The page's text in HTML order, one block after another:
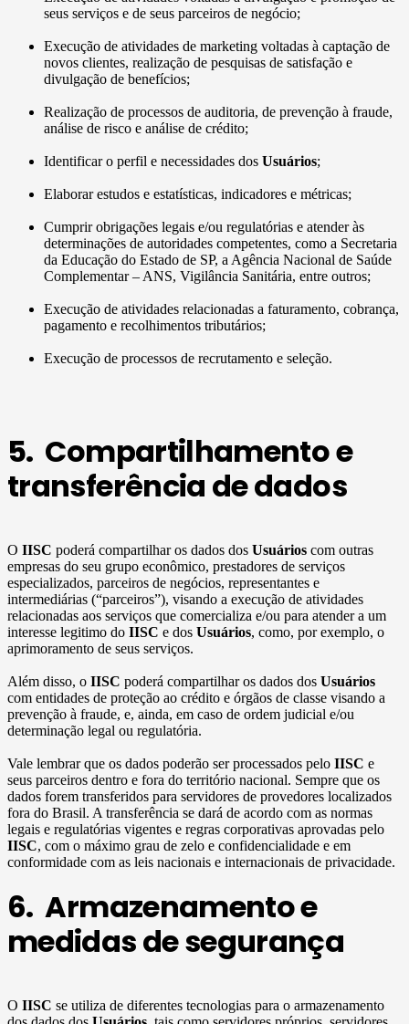
seus serviços e de seus parceiros de negócio;
Execução de atividades de marketing voltadas à captação de
novos clientes, realização de pesquisas de satisfação e
divulgação de benefícios;
Realização de processos de auditoria, de prevenção à fraude,
análise de risco e análise de crédito;
Identificar o perfil e necessidades dos Usuários;
Elaborar estudos e estatísticas, indicadores e métricas;
Cumprir obrigações legais e/ou regulatórias e atender às
determinações de autoridades competentes, como a Secretaria
da Educação do Estado de SP, a Agência Nacional de Saúde
Complementar – ANS, Vigilância Sanitária, entre outros;
Execução de atividades relacionadas a faturamento, cobrança,
pagamento e recolhimentos tributários;
Execução de processos de recrutamento e seleção.
5. Compartilhamento e
transferência de dados
O IISC poderá compartilhar os dados dos Usuários com outras
empresas do seu grupo econômico, prestadores de serviços
especializados, parceiros de negócios, representantes e
intermediárias (“parceiros”), visando a execução de atividades
relacionadas aos serviços que comercializa e/ou para atender a um
interesse legitimo do IISC e dos Usuários, como, por exemplo, o
aprimoramento de seus serviços.
Além disso, o IISC poderá compartilhar os dados dos Usuários
com entidades de proteção ao crédito e órgãos de classe visando a
prevenção à fraude, e, ainda, em caso de ordem judicial e/ou
determinação legal ou regulatória.
Vale lembrar que os dados poderão ser processados pelo IISC e
seus parceiros dentro e fora do território nacional. Sempre que os
dados forem transferidos para servidores de provedores localizados
fora do Brasil. A transferência se dará de acordo com as normas
legais e regulatórias vigentes e regras corporativas aprovadas pelo
IISC, com o máximo grau de zelo e confidencialidade e em
conformidade com as leis nacionais e internacionais de privacidade.
6. Armazenamento e
medidas de segurança
O IISC se utiliza de diferentes tecnologias para o armazenamento